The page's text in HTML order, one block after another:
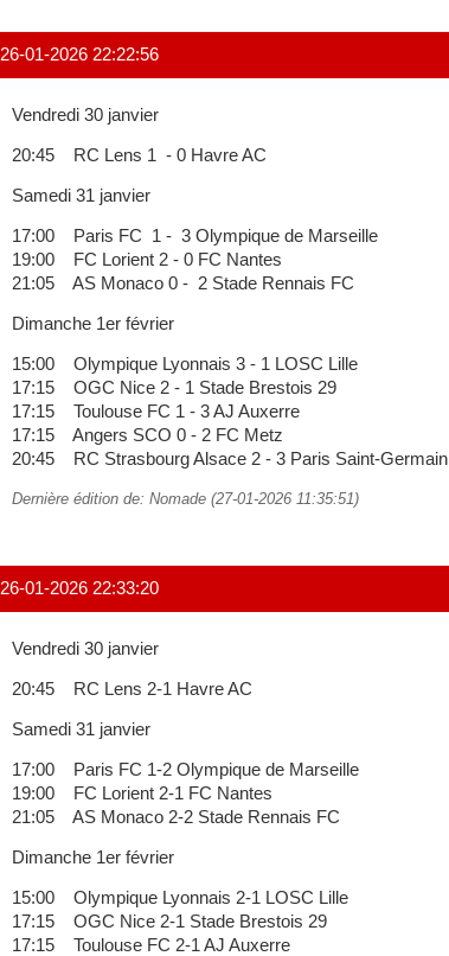
26-01-2026 22:22:56
Vendredi 30 janvier
20:45 RC Lens 1 - 0 Havre AC
Samedi 31 janvier
17:00 Paris FC 1 - 3 Olympique de Marseille
19:00 FC Lorient 2 - 0 FC Nantes
21:05 AS Monaco 0 - 2 Stade Rennais FC
Dimanche 1er février
15:00 Olympique Lyonnais 3 - 1 LOSC Lille
17:15 OGC Nice 2 - 1 Stade Brestois 29
17:15 Toulouse FC 1 - 3 AJ Auxerre
17:15 Angers SCO 0 - 2 FC Metz
20:45 RC Strasbourg Alsace 2 - 3 Paris Saint-Germain
Dernière édition de: Nomade (27-01-2026 11:35:51)
26-01-2026 22:33:20
Vendredi 30 janvier
20:45 RC Lens 2-1 Havre AC
Samedi 31 janvier
17:00 Paris FC 1-2 Olympique de Marseille
19:00 FC Lorient 2-1 FC Nantes
21:05 AS Monaco 2-2 Stade Rennais FC
Dimanche 1er février
15:00 Olympique Lyonnais 2-1 LOSC Lille
17:15 OGC Nice 2-1 Stade Brestois 29
17:15 Toulouse FC 2-1 AJ Auxerre